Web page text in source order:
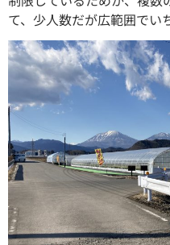
て、少人数だが広範囲でい